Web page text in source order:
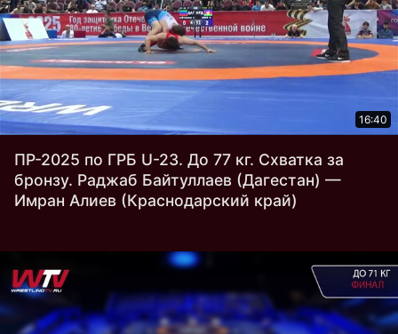
16:40
ПР-2025 по ГРБ U-23. До 77 кг. Схватка за
бронзу. Раджаб Байтуллаев (Дагестан) —
Имран Алиев (Краснодарский край)